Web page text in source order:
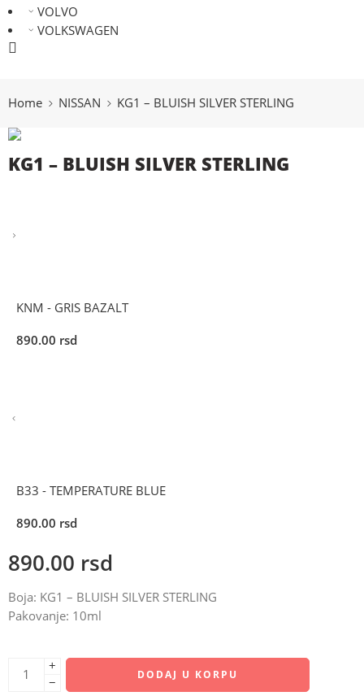
VOLVO
VOLKSWAGEN
Home NISSAN KG1 – BLUISH SILVER STERLING
KG1 – BLUISH SILVER STERLING
KNM - GRIS BAZALT
890.00 rsd
B33 - TEMPERATURE BLUE
890.00 rsd
890.00 rsd
Boja: KG1 – BLUISH SILVER STERLING
Pakovanje: 10ml
+
−
DODAJ U KORPU